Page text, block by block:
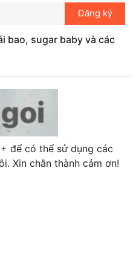
sử dụng dịch vụ gái gọi
hiểu kỹ trước khi quyết
tuyệt vời tại Bà
Đăng ký
bao, sugar baby và các
để có thể sử dụng các
Xin chân thành cảm ơn!